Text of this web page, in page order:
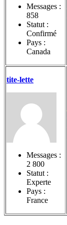
Messages :
858
Statut :
Confirmé
Pays :
Canada
tite-lette
Messages :
2 800
Statut :
Experte
Pays :
France